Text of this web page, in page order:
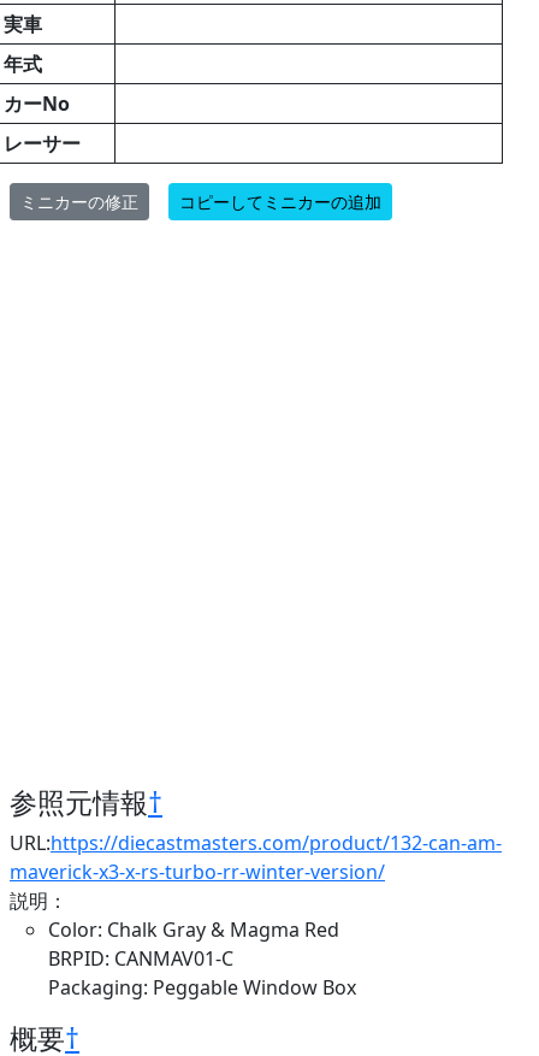
実車
年式
カーNo
レーサー
ミニカーの修正 コピーしてミニカーの追加
参照元情報†
URL:https://diecastmasters.com/product/132-can-am-
maverick-x3-x-rs-turbo-rr-winter-version/
説明：
Color: Chalk Gray & Magma Red
BRPID: CANMAV01-C
Packaging: Peggable Window Box
概要†